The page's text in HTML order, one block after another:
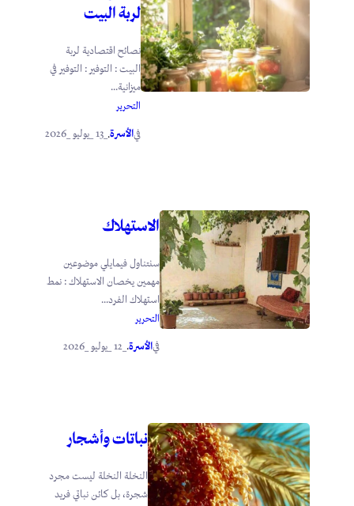
لربة البيت
نصائح اقتصادية لربة
البيت : التوفير : التوفير في
ميزانية...
التحرير
فيالأسرة. _13 _يوليو _2026
الاستهلاك
سنتناول فيمايلي موضوعين
مهمين يخصان الاستهلاك : نمط
استهلاك الفرد...
التحرير
فيالأسرة.
نباتات وأشجار
النخلة النخلة ليست مجرد
شجرة، بل كائن نباتي فريد